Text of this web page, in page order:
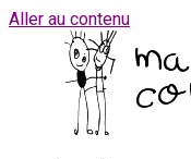
Aller au contenu